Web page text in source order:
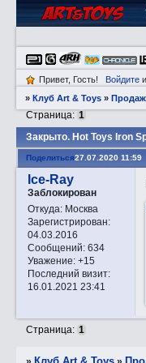
Привет, Гость! Войдите
»Клуб Art & Toys »
Закрытo. Hot Toys Iron
Страница: 1
Поделиться27.07.2020 11:59
Ice-Ray
Заблокирован
Откуда:Москва
Зарегистрирован:
04.03.2016
Сообщений:634
Уважение: +15
Последний визит:
16.01.2021 23:41
Страница: 1